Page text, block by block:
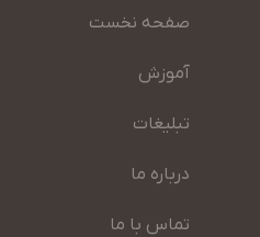
صفحه نخست
آموزش
تبلیغات
درباره ما
تماس با ما